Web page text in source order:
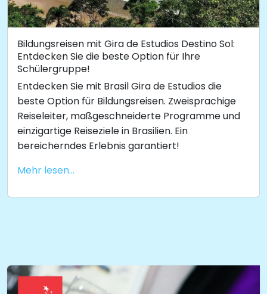
Bildungsreisen mit Gira de Estudios Destino Sol:
Entdecken Sie die beste Option für Ihre
Schülergruppe!
Entdecken Sie mit Brasil Gira de Estudios die
beste Option für Bildungsreisen. Zweisprachige
Reiseleiter, maßgeschneiderte Programme und
einzigartige Reiseziele in Brasilien. Ein
bereicherndes Erlebnis garantiert!
Mehr lesen...